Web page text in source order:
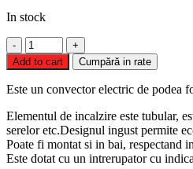
In stock
Convector
electric
TESY
2500W
250
MIS
F)
quantity
Add to cart Cumpără in rate
Este un convector electric de podea
Elementul de incalzire este tubular,
serelor etc.Designul ingust permite
Poate fi montat si in bai, respectand
Este dotat cu un intrerupator cu